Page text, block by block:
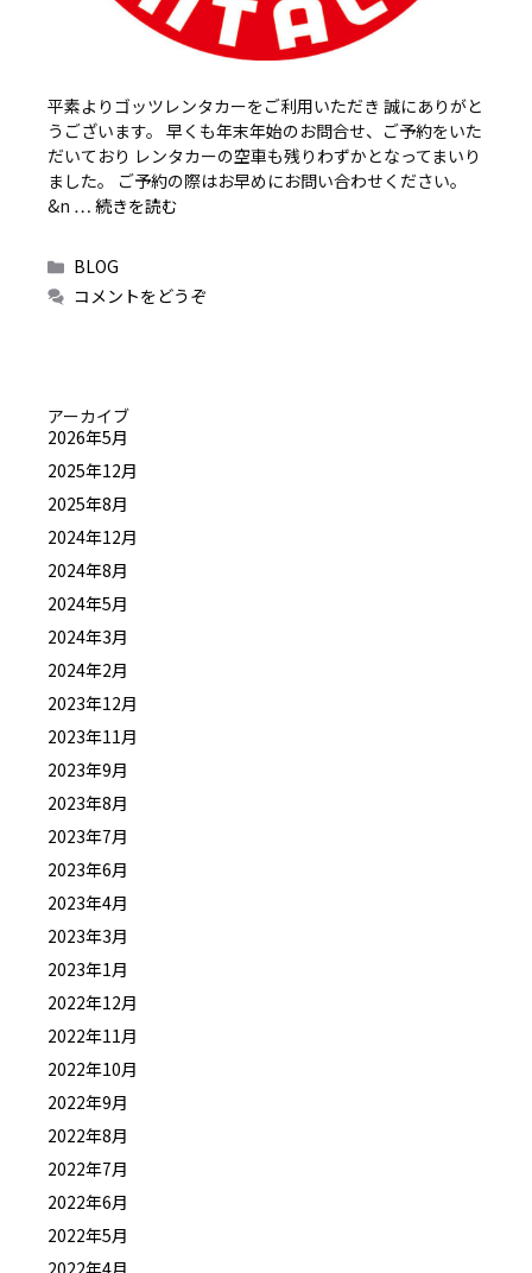
平素よりゴッツレンタカーをご利用いただき 誠にありがと
うございます。 早くも年末年始のお問合せ、ご予約をいた
だいており レンタカーの空車も残りわずかとなってまいり
ました。 ご予約の際はお早めにお問い合わせください。
&n … 続きを読む
カ
テ
BLOG
コメントをどうぞ
アーカイブ
2026年5月
2025年12月
2025年8月
2024年12月
2024年8月
2024年5月
2024年3月
2024年2月
2023年12月
2023年11月
2023年9月
2023年8月
2023年7月
2023年6月
2023年4月
2023年3月
2023年1月
2022年12月
2022年11月
2022年10月
2022年9月
2022年8月
2022年7月
2022年6月
2022年5月
2022年4月